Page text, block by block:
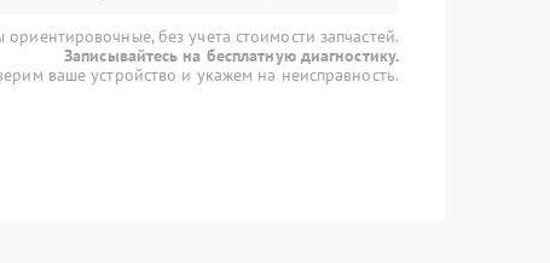
без учета стоимости запчастей.
Записывайтесь на бесплатную диагностику.
ваше устройство и укажем на неисправность.